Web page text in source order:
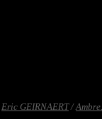
Eric GEIRNAERT/